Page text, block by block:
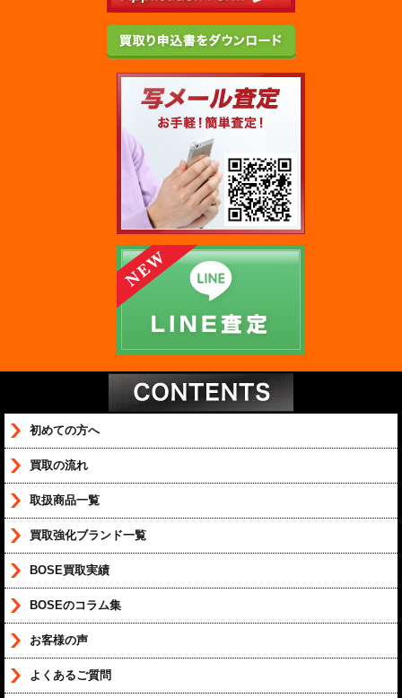
初めての方へ
買取の流れ
取扱商品一覧
買取強化ブランド一覧
BOSE買取実績
BOSEのコラム集
お客様の声
よくあるご質問